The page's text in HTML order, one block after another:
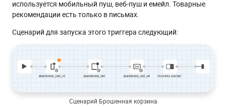
используется мобильный пуш, веб-пуш и емейл. Товарные
рекомендации есть только в письмах.
Сценарий для запуска этого триггера следующий:
Сценарий Брошенная корзина